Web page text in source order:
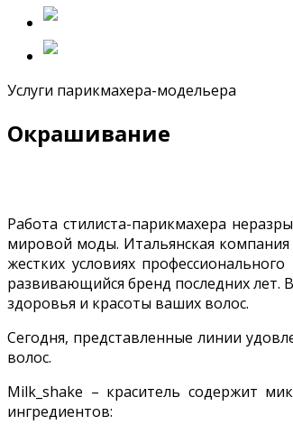
Услуги парикмахера-модельера
Окрашивание
Работа стилиста-парикмахера
мировой моды. Итальянская
жестких условиях
развивающийся бренд последних лет.
здоровья и красоты ваших волос.
Сегодня, представленные линии
волос.
Milk_shake – краситель содержит
ингредиентов: